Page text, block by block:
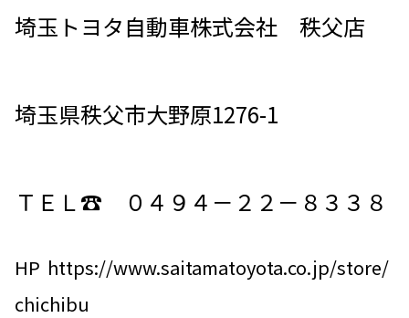
埼玉トヨタ自動車株式会社 秩父店
埼玉県秩父市大野原1276-1
ＴＥＬ☎ ０４９４－２２－８３３８
HP https://www.saitamatoyota.co.jp/store/
chichibu